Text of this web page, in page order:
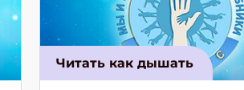
Читать как дышать